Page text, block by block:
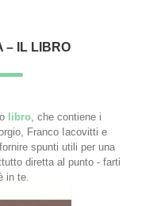
– IL LIBRO
libro , che contiene i
Franco Iacovitti e
spunti utili per una
diretta al punto - farti
in te.